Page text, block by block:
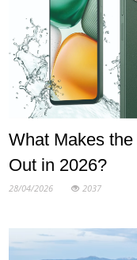
What Makes
Out in 2026?
28/04/2026 2037